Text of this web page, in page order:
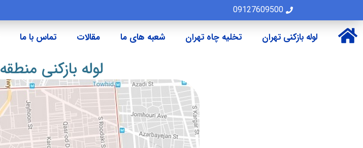
09127609500
لوله بازکنی تهران
تخلیه چاه تهران شعبه های ما مقالات تماس با ما
لوله بازکنی منطقه 10 تهران